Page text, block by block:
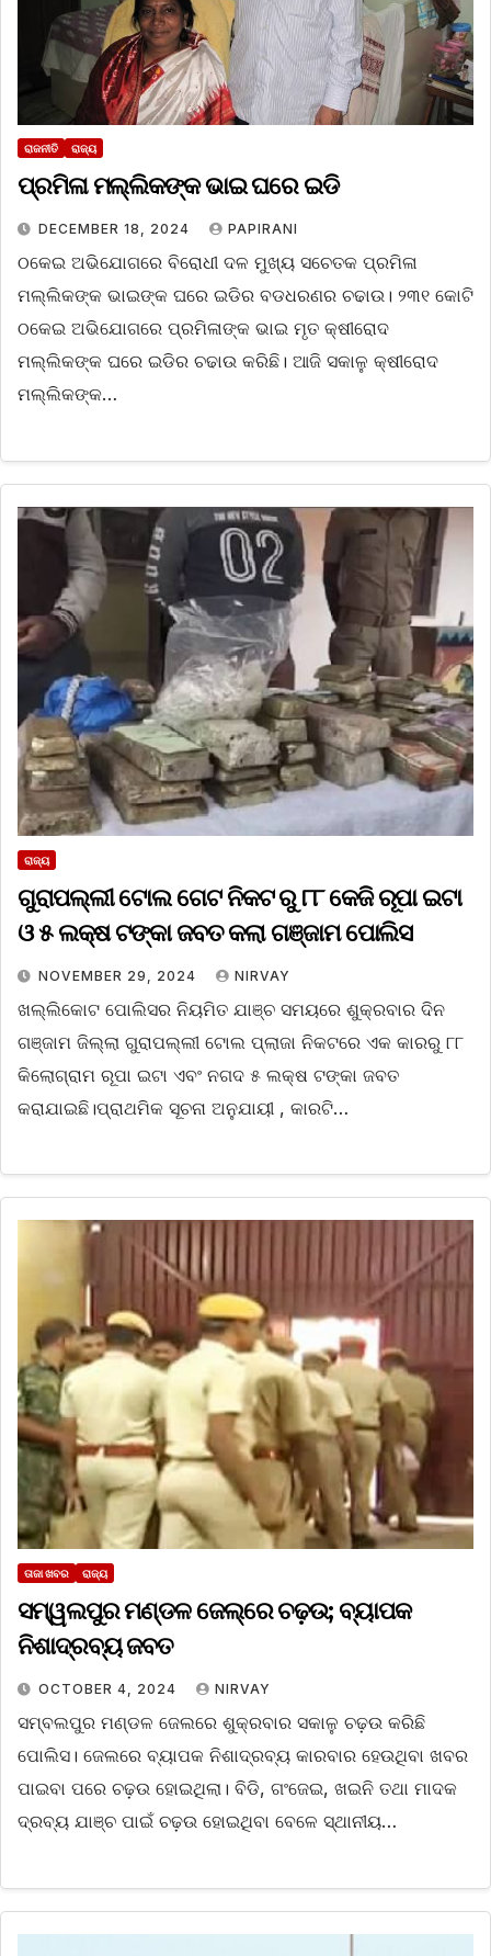
ରାଜନୀତି ରାଜ୍ୟ
ପ୍ରମିଳା ମଲ୍ଲିକଙ୍କ ଭାଇ ଘରେ ଇଡି
DECEMBER 18, 2024 PAPIRANI
ଠକେଇ ଅଭିଯୋଗରେ ବିରୋଧୀ ଦଳ ମୁଖ୍ୟ ସଚେତକ ପ୍ରମିଳା
ମଲ୍ଲିକଙ୍କ ଭାଇଙ୍କ ଘରେ ଇଡିର ବଡଧରଣର ଚଢାଉ। ୨୩୧ କୋଟି
ଠକେଇ ଅଭିଯୋଗରେ ପ୍ରମିଳାଙ୍କ ଭାଇ ମୃତ କ୍ଷୀରୋଦ
ମଲ୍ଲିକଙ୍କ ଘରେ ଇଡିର ଚଢାଉ କରିଛି। ଆଜି ସକାଳୁ କ୍ଷୀରୋଦ
ମଲ୍ଲିକଙ୍କ…
ରାଜ୍ୟ
ଗୁରାପଲ୍ଲୀ ଟୋଲ ଗେଟ ନିକଟ ରୁ ୮୮ କେଜି ରୂପା ଇଟା
ଓ ୫ ଲକ୍ଷ ଟଙ୍କା ଜବତ କଲା ଗଞ୍ଜାମ ପୋଲିସ
NOVEMBER 29, 2024 NIRVAY
ଖଲ୍ଲିକୋଟ ପୋଲିସର ନିୟମିତ ଯାଞ୍ଚ ସମୟରେ ଶୁକ୍ରବାର ଦିନ
ଗଞ୍ଜାମ ଜିଲ୍ଲା ଗୁରାପଲ୍ଲୀ ଟୋଲ ପ୍ଲାଜା ନିକଟରେ ଏକ କାରରୁ ୮୮
କିଲୋଗ୍ରାମ ରୂପା ଇଟା ଏବଂ ନଗଦ ୫ ଲକ୍ଷ ଟଙ୍କା ଜବତ
କରାଯାଇଛି।ପ୍ରାଥମିକ ସୂଚନା ଅନୁଯାୟୀ , କାରଟି…
ତାଜା ଖବର ରାଜ୍ୟ
ସମ୍ୱଲପୁର ମଣ୍ଡଳ ଜେଲ୍‌ରେ ଚଢ଼ଉ; ବ୍ୟାପକ
ନିଶାଦ୍ରବ୍ୟ ଜବତ
OCTOBER 4, 2024 NIRVAY
ସମ୍ବଲପୁର ମଣ୍ଡଳ ଜେଲରେ ଶୁକ୍ରବାର ସକାଳୁ ଚଢ଼ଉ କରିଛି
ପୋଲିସ। ଜେଲରେ ବ୍ୟାପକ ନିଶାଦ୍ରବ୍ୟ କାରବାର ହେଉଥିବା ଖବର
ପାଇବା ପରେ ଚଢ଼ଉ ହୋଇଥିଲା। ବିଡି, ଗଂଜେଇ, ଖଇନି ତଥା ମାଦକ
ଦ୍ରବ୍ୟ ଯାଞ୍ଚ ପାଇଁ ଚଢ଼ଉ ହୋଇଥିବା ବେଳେ ସ୍ଥାନୀୟ…